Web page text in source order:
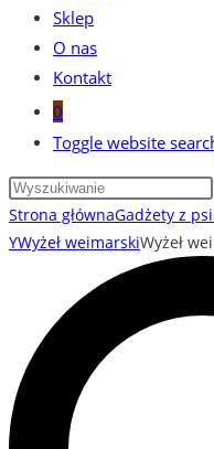
Sklep
O nas
Kontakt
0
Toggle website
Strona głównaGadżety z
YWyżeł weimarskiWyżeł